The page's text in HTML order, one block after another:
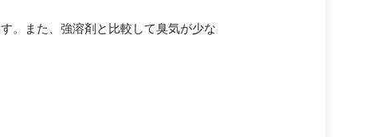
。また、強溶剤と比較して臭気が少な